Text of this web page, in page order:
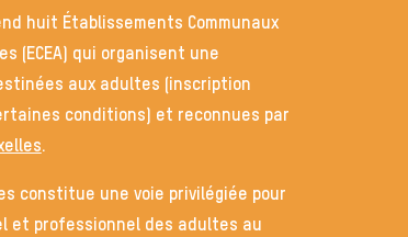
huit Établissements Communaux
(ECEA) qui organisent une
aux adultes (inscription
conditions) et reconnues par
.
constitue une voie privilégiée pour
et professionnel des adultes au